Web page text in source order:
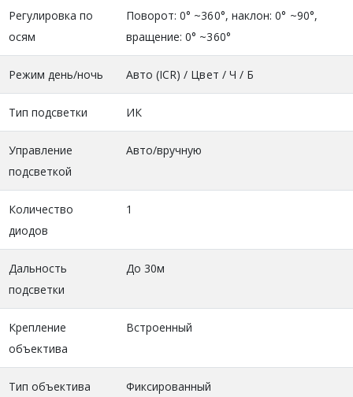
Регулировка по
осям
Поворот: 0° ~360°, наклон: 0° ~90°,
вращение: 0° ~360°
Режим день/ночь Авто (ICR) / Цвет / Ч / Б
Тип подсветки ИК
Управление
подсветкой
Авто/вручную
Количество
диодов
1
Дальность
подсветки
До 30м
Крепление
объектива
Встроенный
Тип объектива Фиксированный